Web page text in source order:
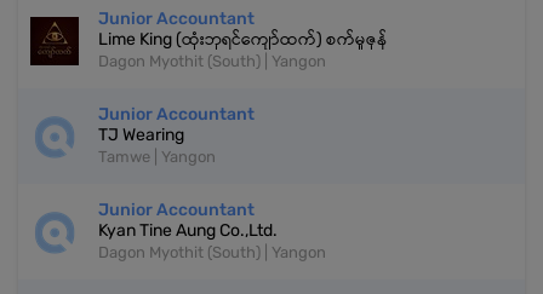
Junior Accountant
Lime King (ထုံးဘုရင်ကျော်ထက်) စက်မှုဇုန်
Dagon Myothit (South) | Yangon
Junior Accountant
TJ Wearing
Tamwe | Yangon
Junior Accountant
Kyan Tine Aung Co.,Ltd.
Dagon Myothit (South) | Yangon